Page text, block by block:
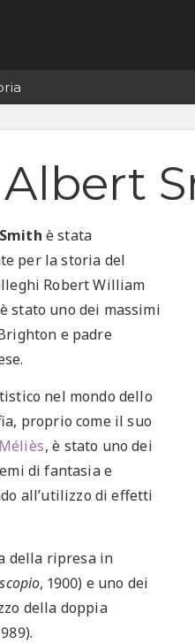
è stata
per la storia del
Robert William
stato uno dei massimi
e padre
nel mondo dello
proprio come il suo
, è stato uno dei
di fantasia e
all’utilizzo di effetti
della ripresa in
, 1900) e uno dei
della doppia